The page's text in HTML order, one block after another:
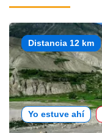
Distancia 12 km
Yo estuve ahí